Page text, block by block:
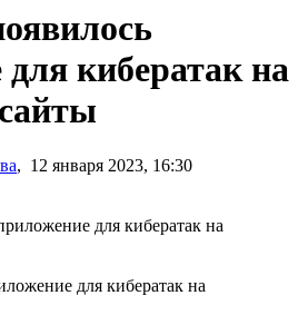
кибератак на
, 12 января 2023, 16:30
для кибератак на